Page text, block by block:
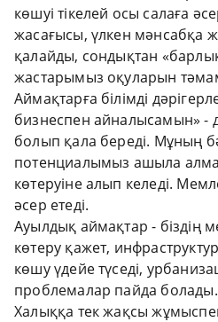
көшуі тікелей осы салаға
жасағысы, үлкен мәнсабқа
қалайды, сондықтан
жастарымыз оқуларын
Аймақтарға білімді
бизнеспен айналысамын» -
болып қала береді. Мұның
потенциалымыз ашыла
көтеруіне алып келеді.
әсер етеді.
Ауылдық аймақтар - біздің
көтеру қажет,
көшу үдейе түседі,
проблемалар пайда
Халыққа тек жақсы